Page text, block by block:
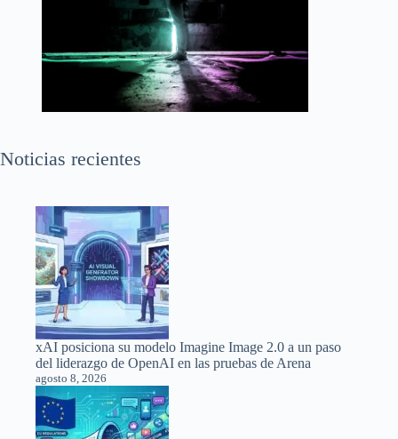
Noticias recientes
xAI posiciona su modelo Imagine Image 2.0 a un paso
del liderazgo de OpenAI en las pruebas de Arena
agosto 8, 2026